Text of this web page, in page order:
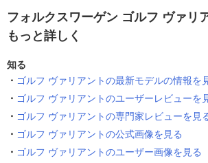
フォルクスワーゲン ゴルフ ヴァリ
もっと詳しく
知る
ゴルフ ヴァリアントの最新モデルの情報を
ゴルフ ヴァリアントのユーザーレビューを
ゴルフ ヴァリアントの専門家レビューを見
ゴルフ ヴァリアントの公式画像を見る
ゴルフ ヴァリアントのユーザー画像を見る